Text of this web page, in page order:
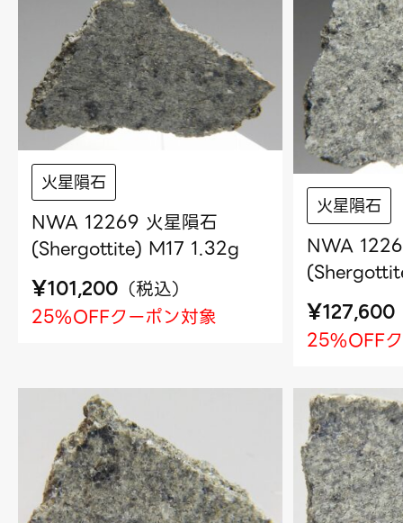
火星隕石
NWA 12269 火星隕石
(Shergottite) M17 1.32g
¥101,200 （税込）
25%OFFクーポン対象
火星隕石
NWA
¥127,600
25%OFF